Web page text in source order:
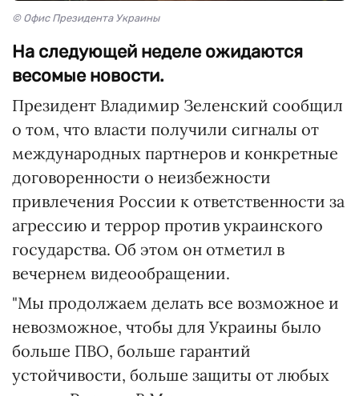
© Офис Президента Украины
На следующей неделе ожидаются
весомые новости.
Президент Владимир Зеленский сообщил
о том, что власти получили сигналы от
международных партнеров и конкретные
договоренности о неизбежности
привлечения России к ответственности за
агрессию и террор против украинского
государства. Об этом он отметил в
вечернем видеообращении.
"Мы продолжаем делать все возможное и
невозможное, чтобы для Украины было
больше ПВО, больше гарантий
устойчивости, больше защиты от любых